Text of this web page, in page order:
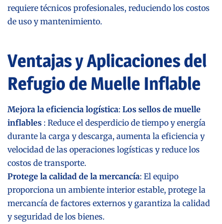
requiere técnicos profesionales, reduciendo los costos
de uso y mantenimiento.
Ventajas y Aplicaciones del
Refugio de Muelle Inflable
Mejora la eficiencia logística: Los sellos de muelle
inflables : Reduce el desperdicio de tiempo y energía
durante la carga y descarga, aumenta la eficiencia y
velocidad de las operaciones logísticas y reduce los
costos de transporte.
Protege la calidad de la mercancía: El equipo
proporciona un ambiente interior estable, protege la
mercancía de factores externos y garantiza la calidad
y seguridad de los bienes.